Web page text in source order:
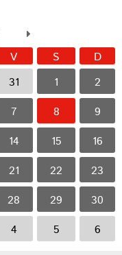
V S D
31 1 2
7 8 9
14 15 16
21 22 23
28 29 30
4 5 6